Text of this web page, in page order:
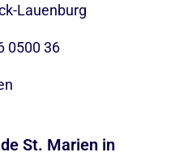
Lauenburg
0500 36
St. Marien in